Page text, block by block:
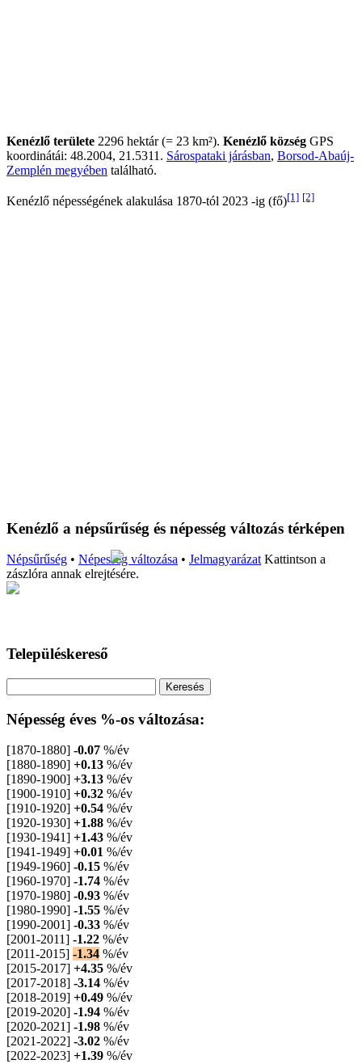
Kenézlő területe 2296 hektár (= 23 km²). Kenézlő község GPS
koordinátái: 48.2004, 21.5311. Sárospataki járásban, Borsod-Abaúj-
Zemplén megyében található.
Kenézlő népességének alakulása 1870-tól 2023 -ig (fő)[1] [2]
Kenézlő a népsűrűség és népesség változás térképen
Népsűrűség • Népesség változása • JelmagyarázatKattintson a
zászlóra annak elrejtésére.
Településkereső
Népesség éves %-os változása:
[1870-1880] -0.07 %/év
[1880-1890] +0.13 %/év
[1890-1900] +3.13 %/év
[1900-1910] +0.32 %/év
[1910-1920] +0.54 %/év
[1920-1930] +1.88 %/év
[1930-1941] +1.43 %/év
[1941-1949] +0.01 %/év
[1949-1960] -0.15 %/év
[1960-1970] -1.74 %/év
[1970-1980] -0.93 %/év
[1980-1990] -1.55 %/év
[1990-2001] -0.33 %/év
[2001-2011] -1.22 %/év
[2011-2015] -1.34 %/év
[2015-2017] +4.35 %/év
[2017-2018] -3.14 %/év
[2018-2019] +0.49 %/év
[2019-2020] -1.94 %/év
[2020-2021] -1.98 %/év
[2021-2022] -3.02 %/év
[2022-2023] +1.39 %/év